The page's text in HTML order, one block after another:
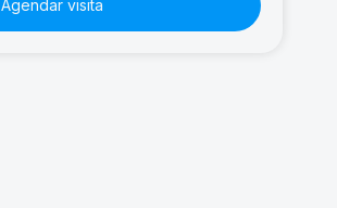
Agendar visita